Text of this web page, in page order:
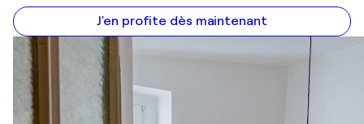
J'en profite dès maintenant